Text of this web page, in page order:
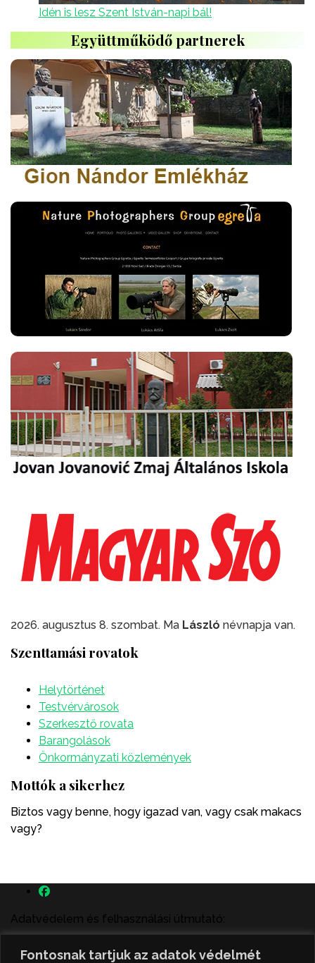
Fontosnak tartjuk az adatok védelmét
Idén is lesz Szent István-napi bál!
Együttműködő partnerek
2026. augusztus 8. szombat. Ma László névnapja van.
Szenttamási rovatok
Helytörténet
Testvérvárosok
Szerkesztő rovata
Barangolások
Önkormányzati közlemények
Mottók a sikerhez
Biztos vagy benne, hogy igazad van, vagy csak makacs
vagy?
Adatvédelem és felhasználási útmutató:
A szenttamás.rs magyar nyelvű internetes hírportálon